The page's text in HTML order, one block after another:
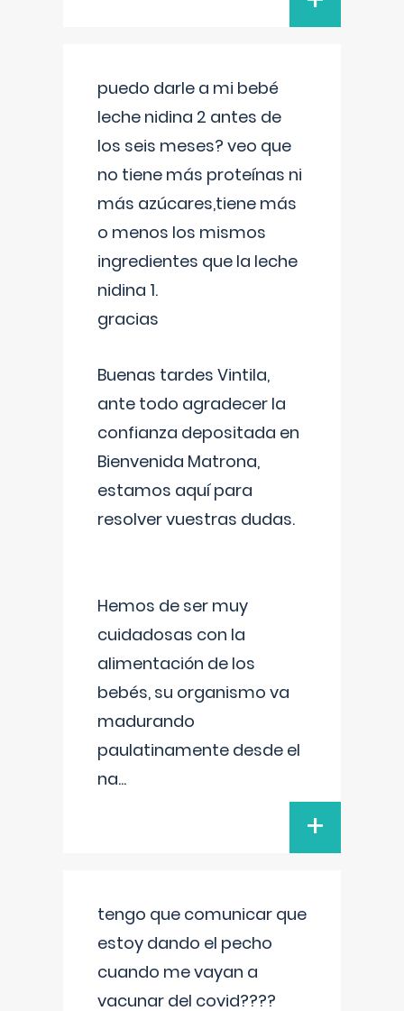
puedo darle a mi bebé
leche nidina 2 antes de
los seis meses? veo que
no tiene más proteínas ni
más azúcares,tiene más
o menos los mismos
ingredientes que la leche
nidina 1.
gracias
Buenas tardes Vintila,
ante todo agradecer la
confianza depositada en
Bienvenida Matrona,
estamos aquí para
resolver vuestras dudas.
Hemos de ser muy
cuidadosas con la
alimentación de los
bebés, su organismo va
madurando
paulatinamente desde el
na...
+
tengo que comunicar que
estoy dando el pecho
cuando me vayan a
vacunar del covid????